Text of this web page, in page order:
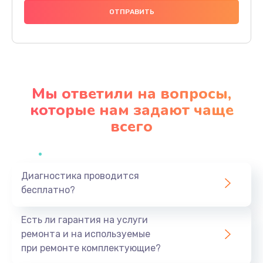
1000 руб.
Заказать
Профилактическая чистка
Заказать
Мы ответили на вопросы,
которые нам задают чаще
всего
Диагностика проводится
бесплатно?
Есть ли гарантия на услуги
ремонта и на используемые
при ремонте комплектующие?